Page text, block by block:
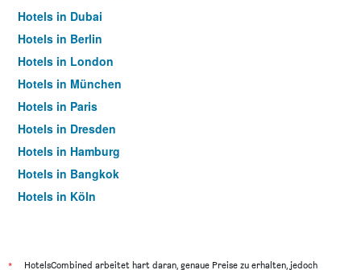
Hotels in Dubai
Hotels in Berlin
Hotels in London
Hotels in München
Hotels in Paris
Hotels in Dresden
Hotels in Hamburg
Hotels in Bangkok
Hotels in Köln
HotelsCombined arbeitet hart daran, genaue Preise zu erhalten, jedoch